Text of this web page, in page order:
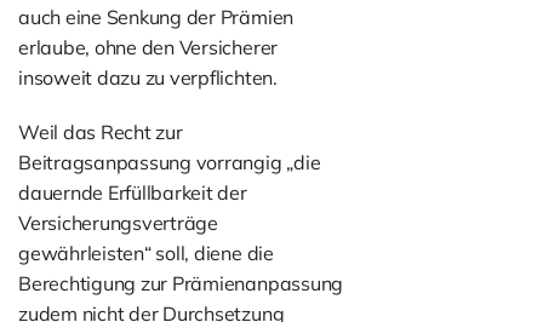
auch eine Senkung der Prämien
erlaube, ohne den Versicherer
insoweit dazu zu verpflichten.
Weil das Recht zur
Beitragsanpassung vorrangig „die
dauernde Erfüllbarkeit der
Versicherungsverträge
gewährleisten“ soll, diene die
Berechtigung zur Prämienanpassung
zudem nicht der Durchsetzung